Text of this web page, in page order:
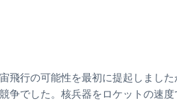
飛行の可能性を最初に提起しまし
争でした。核兵器をロケットの速